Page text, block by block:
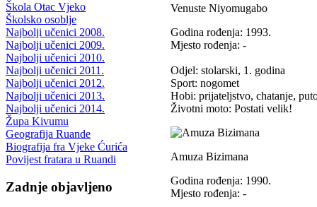
Škola Otac Vjeko
Školsko osoblje
Najbolji učenici 2008.
Najbolji učenici 2009.
Najbolji učenici 2010.
Najbolji učenici 2011.
Najbolji učenici 2012.
Najbolji učenici 2013.
Najbolji učenici 2014.
Župa Kivumu
Geografija Ruande
Biografija fra Vjeke Ćurića
Povijest fratara u Ruandi
Zadnje objavljeno
Venuste Niyomugabo
Godina rođenja: 1993.
Mjesto rođenja: -
Odjel: stolarski, 1. godina
Sport: nogomet
Hobi: prijateljstvo, chatanje,
Životni moto: Postati velik!
Amuza Bizimana
Godina rođenja: 1990.
Mjesto rođenja: -